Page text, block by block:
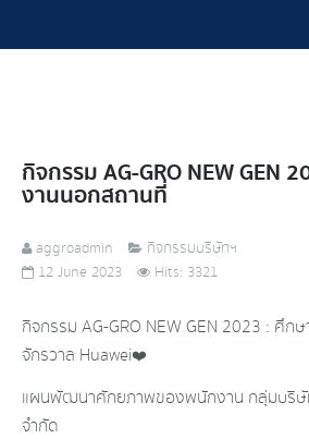
กิจกรรม AG-GRO NEW GEN
งานนอกสถานที่
aggroadmin
กิจกรรมบริษัทฯ
12 June 2023
Hits: 3321
กิจกรรม AG-GRO NEW GEN 2023 : ศึกษ
จักรวาล Huawei❤️
แผนพัฒนาศักยภาพของพนักงาน กลุ่มบริษัท
จำกัด